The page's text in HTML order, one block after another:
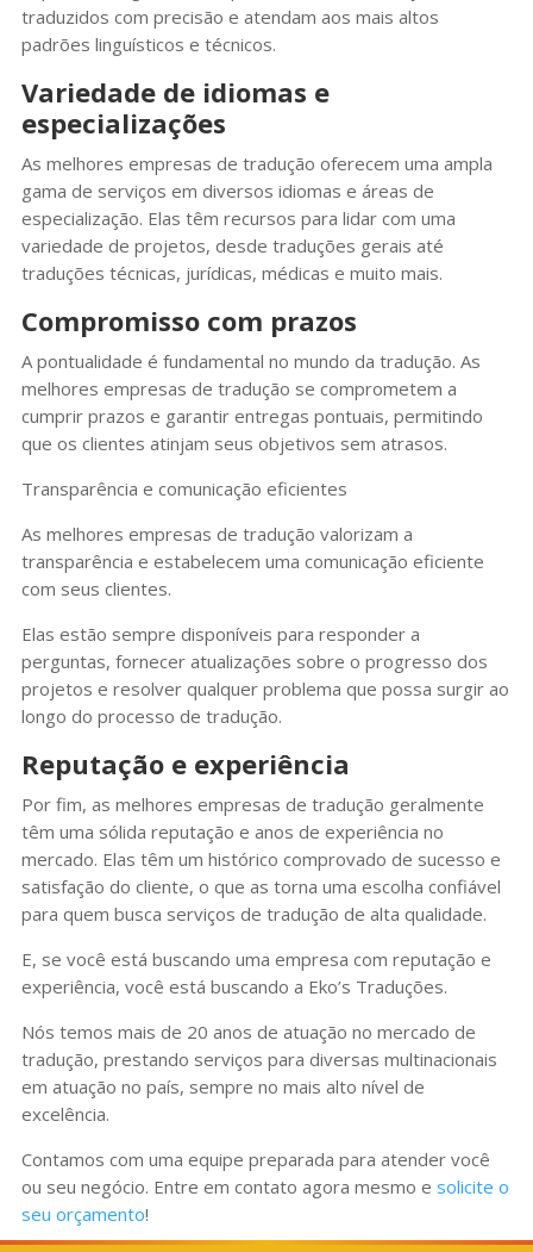
traduzidos com precisão e atendam aos mais altos
padrões linguísticos e técnicos.
Variedade de idiomas e
especializações
As melhores empresas de tradução oferecem uma ampla
gama de serviços em diversos idiomas e áreas de
especialização. Elas têm recursos para lidar com uma
variedade de projetos, desde traduções gerais até
traduções técnicas, jurídicas, médicas e muito mais.
Compromisso com prazos
A pontualidade é fundamental no mundo da tradução. As
melhores empresas de tradução se comprometem a
cumprir prazos e garantir entregas pontuais, permitindo
que os clientes atinjam seus objetivos sem atrasos.
Transparência e comunicação eficientes
As melhores empresas de tradução valorizam a
transparência e estabelecem uma comunicação eficiente
com seus clientes.
Elas estão sempre disponíveis para responder a
perguntas, fornecer atualizações sobre o progresso dos
projetos e resolver qualquer problema que possa surgir ao
longo do processo de tradução.
Reputação e experiência
Por fim, as melhores empresas de tradução geralmente
têm uma sólida reputação e anos de experiência no
mercado. Elas têm um histórico comprovado de sucesso e
satisfação do cliente, o que as torna uma escolha confiável
para quem busca serviços de tradução de alta qualidade.
E, se você está buscando uma empresa com reputação e
experiência, você está buscando a Eko’s Traduções.
Nós temos mais de 20 anos de atuação no mercado de
tradução, prestando serviços para diversas multinacionais
em atuação no país, sempre no mais alto nível de
excelência.
Contamos com uma equipe preparada para atender você
ou seu negócio. Entre em contato agora mesmo e solicite o
seu orçamento!